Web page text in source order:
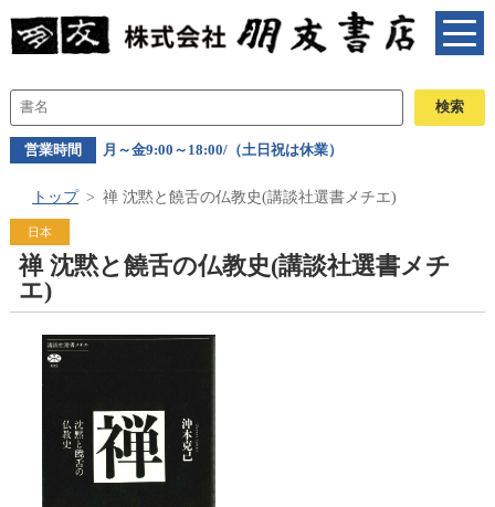
営業時間 月～金9:00～18:00/（土日祝は休業）
トップ 禅 沈黙と饒舌の仏教史(講談社選書メチエ)
日本
禅 沈黙と饒舌の仏教史(講談社選書メチ
エ)